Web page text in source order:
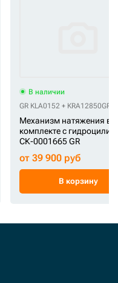
В наличии
GR KLA0152 + KRA12850GR
Механизм натяжения в
комплекте с
СК-0001665 GR
от 39 900 руб
В корзину